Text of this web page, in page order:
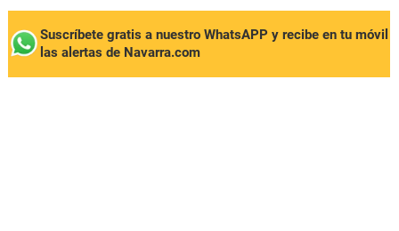
Suscríbete gratis a nuestro WhatsAPP y recibe en tu móvil
las alertas de Navarra.com